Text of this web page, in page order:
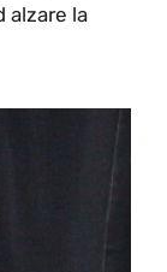
alzare la